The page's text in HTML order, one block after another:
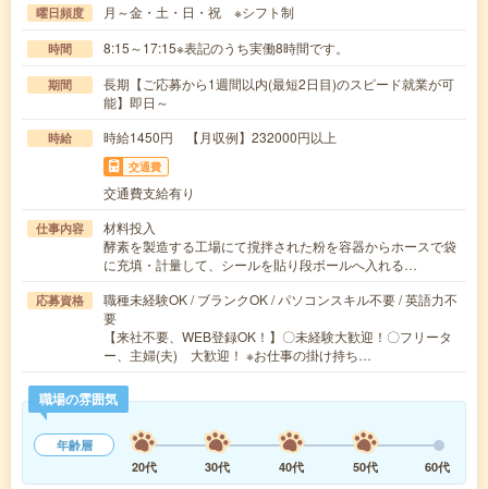
曜日頻度 月～金・土・日・祝 ※シフト制
時間 8:15～17:15※表記のうち実働8時間です。
期間
長期【ご応募から1週間以内(最短2日目)のスピード就業が可
能】即日～
時給 時給1450円 【月収例】232000円以上
交通費
交通費支給有り
仕事内容
材料投入
酵素を製造する工場にて撹拌された粉を容器からホースで袋
に充填・計量して、シールを貼り段ボールへ入れる…
応募資格
職種未経験OK / ブランクOK / パソコンスキル不要 / 英語力不
要
【来社不要、WEB登録OK！】〇未経験大歓迎！〇フリータ
ー、主婦(夫) 大歓迎！ ※お仕事の掛け持ち…
職場の雰囲気
年齢層
20代
30代 40代 50代 60代